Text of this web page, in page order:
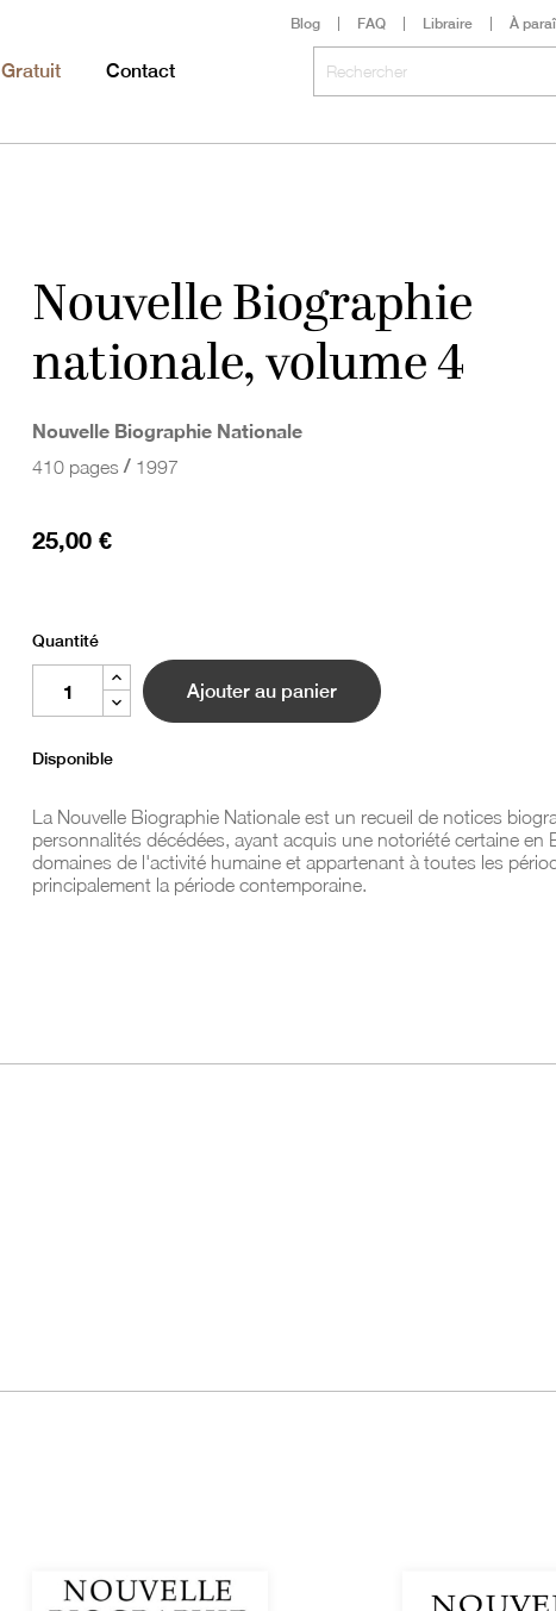
Blog FAQ Libraire À
Gratuit Contact
Nouvelle Biographie
nationale, volume 4
Nouvelle Biographie Nationale
410 pages / 1997
25,00 €
Quantité
Ajouter au panier
Disponible
La Nouvelle Biographie Nationale est un recueil de notices
personnalités décédées, ayant acquis une notoriété certaine en
domaines de l'activité humaine et appartenant à toutes les
principalement la période contemporaine.